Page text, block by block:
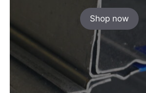
Shop now